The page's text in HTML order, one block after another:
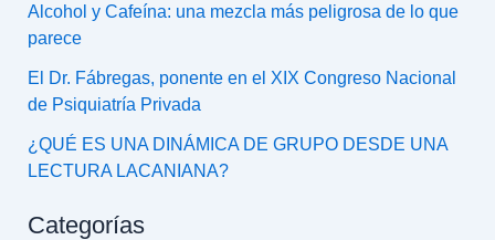
Alcohol y Cafeína: una mezcla más peligrosa de lo que
parece
El Dr. Fábregas, ponente en el XIX Congreso Nacional
de Psiquiatría Privada
¿QUÉ ES UNA DINÁMICA DE GRUPO DESDE UNA
LECTURA LACANIANA?
Categorías